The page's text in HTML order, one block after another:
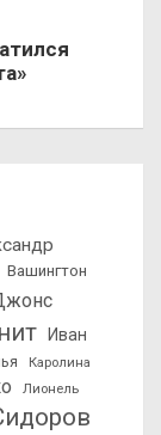
Вашингтон
Иван
Каролина
Лионель